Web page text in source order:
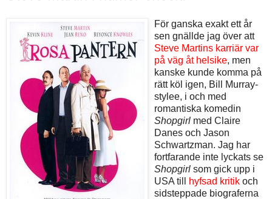
För ganska exakt ett år
sen gnällde jag över att
Steve Martins karriär var
på väg åt helsike, men
kanske kunde komma på
rätt köl igen, Bill Murray-
stylee, i och med
romantiska komedin
Shopgirl med Claire
Danes och Jason
Schwartzman. Jag har
fortfarande inte lyckats se
Shopgirl som gick upp i
USA till
hyfsad kritik och
sidsteppade biograferna